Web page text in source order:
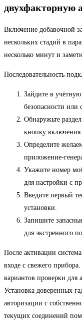
двухфакторную
Включение добавочной
нескольких стадий в
несколько минут и
Последовательность
Зайдите в
безопасности или
Обнаружьте
кнопку включения
Определите
приложение-
Укажите номер
для настройки с
Введите первый
установки.
Запишите
для экстренного
После активации
входе с свежего
вариантов проверки для
Установка доверенных
авторизации с
текущих соединений